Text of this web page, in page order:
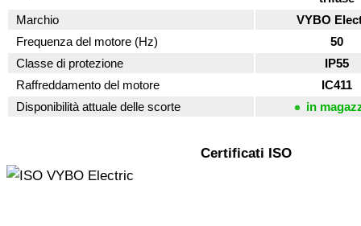
Marchio
VYBO
Frequenza del motore (Hz)
50
Classe di protezione
IP55
Raffreddamento del motore
IC411
Disponibilità attuale delle scorte
in
Certificati ISO